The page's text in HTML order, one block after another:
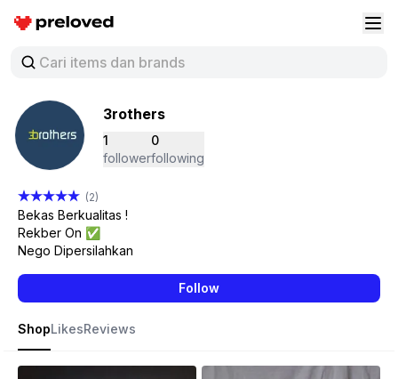
Preloved Indonesia
3rothers
1
follower
0
following
(2)
Bekas Berkualitas !
Rekber On ✅️
Nego Dipersilahkan
Follow
ShopLikesReviews